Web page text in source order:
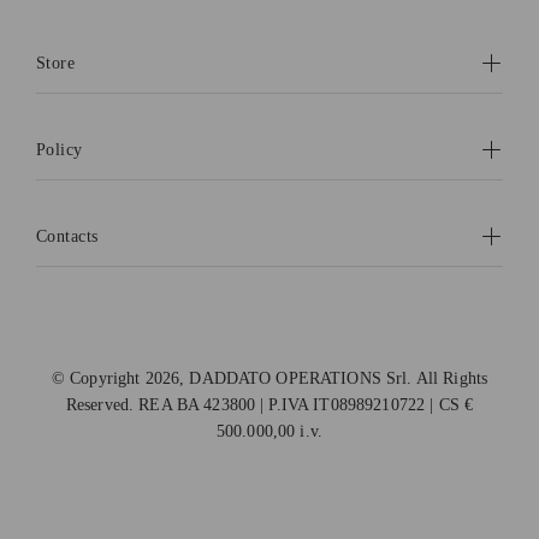
Store
Policy
Contacts
© Copyright 2026, DADDATO OPERATIONS Srl. All Rights
Reserved. REA BA 423800 | P.IVA IT08989210722 | CS €
500.000,00 i.v.